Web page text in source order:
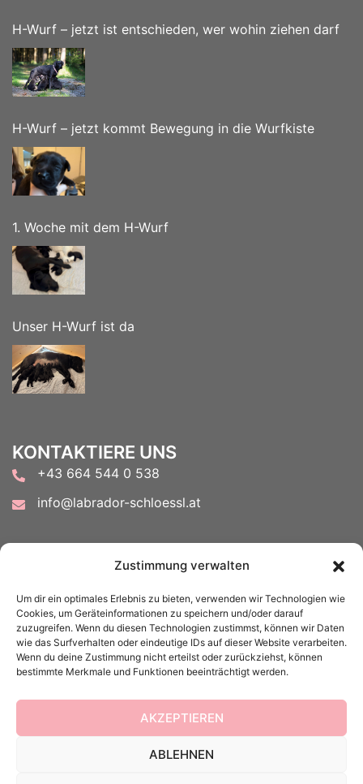
Zustimmung verwalten
Um dir ein optimales Erlebnis zu bieten, verwenden wir Technologien wie
Cookies, um Geräteinformationen zu speichern und/oder darauf
zuzugreifen. Wenn du diesen Technologien zustimmst, können wir Daten
wie das Surfverhalten oder eindeutige IDs auf dieser Website verarbeiten.
Wenn du deine Zustimmung nicht erteilst oder zurückziehst, können
bestimmte Merkmale und Funktionen beeinträchtigt werden.
AKZEPTIEREN
ABLEHNEN
H-Wurf – jetzt ist entschieden, wer wohin ziehen darf
H-Wurf – jetzt kommt Bewegung in die Wurfkiste
1. Woche mit dem H-Wurf
Unser H-Wurf ist da
KONTAKTIERE UNS
+43 664 544 0 538
info@labrador-schloessl.at
FOLGE UNS AUF
ACHTUNG:
vermehrt im Spam...also bitte auch euren Spam-Ordner
kontrollieren.